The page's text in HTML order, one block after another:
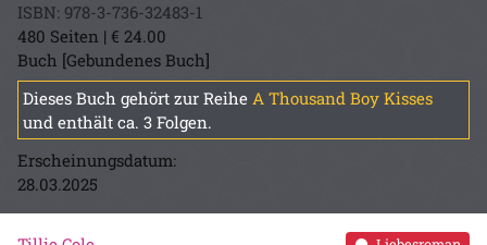
ISBN: 978-3-736-32483-1
480 Seiten | € 24.00
Buch [Gebundenes Buch]
Dieses Buch gehört zur Reihe A Thousand Boy Kisses
und enthält ca. 3 Folgen.
Erscheinungsdatum:
28.03.2025